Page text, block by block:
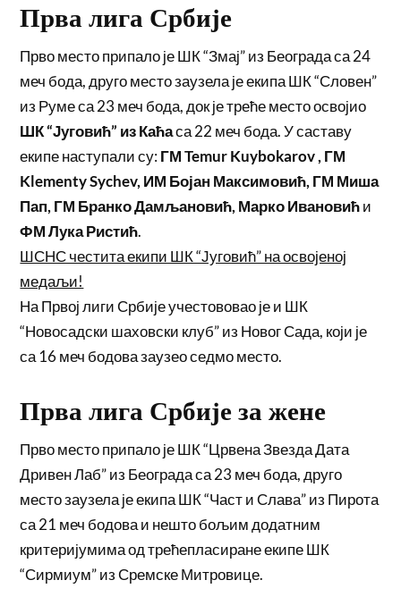
Прва лига Србије
Прво место припало је ШК “Змај” из Београда са 24
меч бода, друго место заузела је екипа ШК “Словен”
из Руме са 23 меч бода, док је треће место освојио
ШК “Југовић” из Каћаса 22 меч бода. У саставу
екипе наступали су:ГМ Temur Kuybokarov , ГМ
Klementy Sychev, ИМ Бојан Максимовић, ГМ Миша
Пап, ГМ Бранко Дамљановић, Марко Ивановићи
ФМ Лука Ристић.
ШСНС честита екипи ШК “Југовић” на освојеној
медаљи!
На Првој лиги Србије учестововао је и ШК
“Новосадски шаховски клуб” из Новог Сада, који је
са 16 меч бодова заузео седмо место.
Прва лига Србије за жене
Прво место припало је ШК “Црвена Звезда Дата
Дривен Лаб” из Београда са 23 меч бода, друго
место заузела је екипа ШК “Част и Слава” из Пирота
са 21 меч бодова и нешто бољим додатним
критеријумима од трећепласиране екипе ШК
“Сирмиум” из Сремске Митровице.